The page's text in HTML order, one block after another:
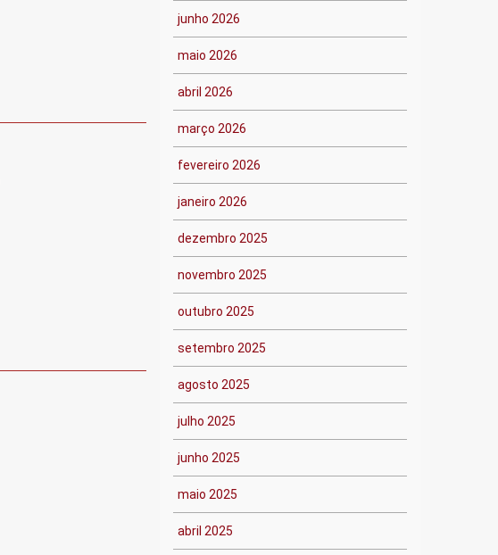
junho 2026
maio 2026
abril 2026
março 2026
fevereiro 2026
janeiro 2026
dezembro 2025
novembro 2025
outubro 2025
setembro 2025
agosto 2025
julho 2025
junho 2025
maio 2025
abril 2025